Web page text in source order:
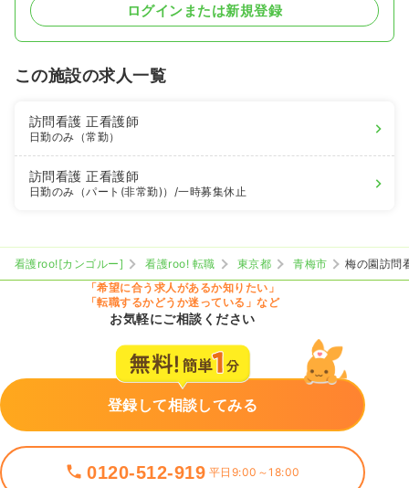
ログインまたは新規登録
この施設の求人一覧
訪問看護正看護師
日勤のみ（常勤）
訪問看護正看護師
日勤のみ（パート(非常勤)） /一時募集休止
看護roo![カンゴルー] 看護roo! 転職 東京都 青梅市
梅の園訪問
「希望に合う求人があるか知りたい」
「転職するかどうか迷っている」など
お気軽にご相談ください
登録して相談してみる
0120-512-919 平日9:00～18:00